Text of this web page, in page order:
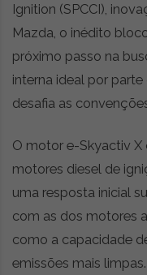
Ignition (SPCCI),
Mazda, o inédito
próximo passo na
interna ideal por
desafia as
O motor e-Skyactiv
motores diesel de
uma resposta inicial
com as dos motores
como a capacidade
emissões mais